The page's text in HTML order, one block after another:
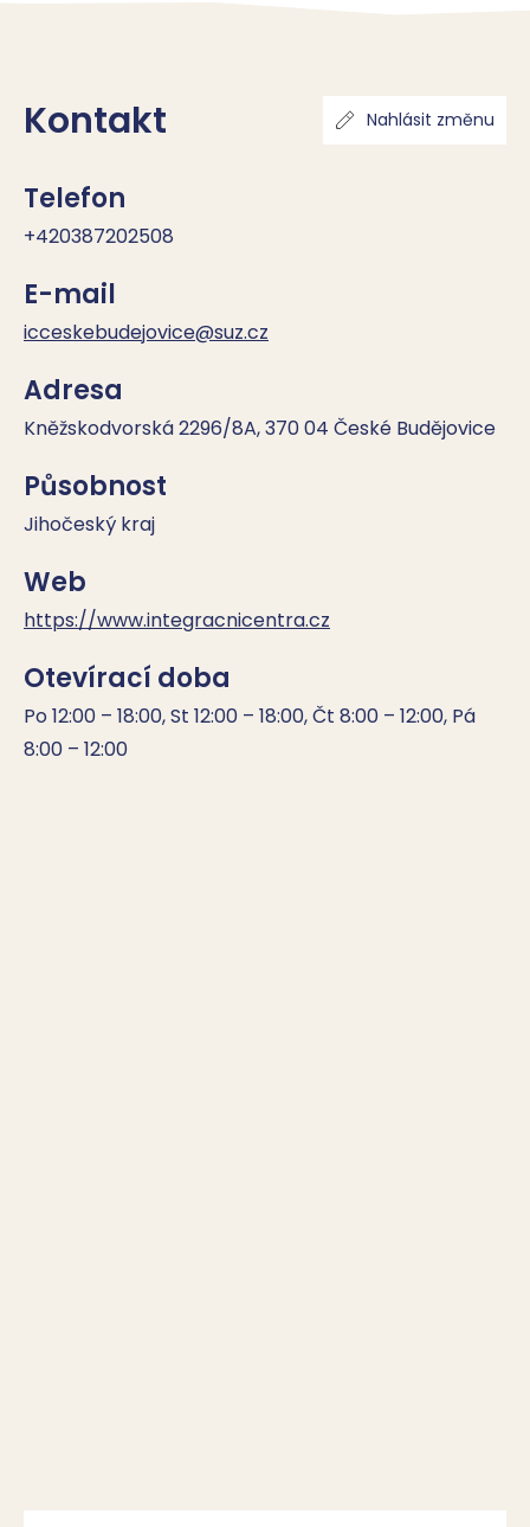
Kontakt Nahlásit změnu
Telefon
+420387202508
E-mail
icceskebudejovice@suz.cz
Adresa
Kněžskodvorská 2296/8A, 370 04 České Budějovice
Působnost
Jihočeský kraj
Web
https://www.integracnicentra.cz
Otevírací doba
Po 12:00 – 18:00, St 12:00 – 18:00, Čt 8:00 – 12:00, Pá
8:00 – 12:00